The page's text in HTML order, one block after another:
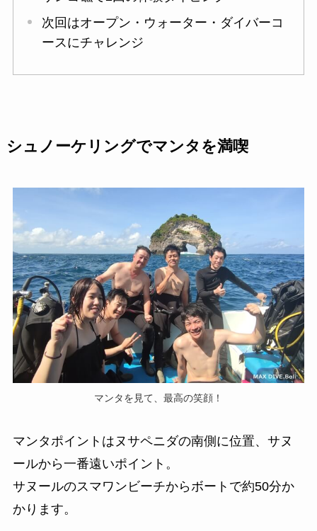
次回はオープン・ウォーター・ダイバーコ
ースにチャレンジ
シュノーケリングでマンタを満喫
マンタを見て、最高の笑顔！
マンタポイントはヌサペニダの南側に位置、サヌ
ールから一番遠いポイント。
サヌールのスマワンビーチからボートで約50分か
かります。